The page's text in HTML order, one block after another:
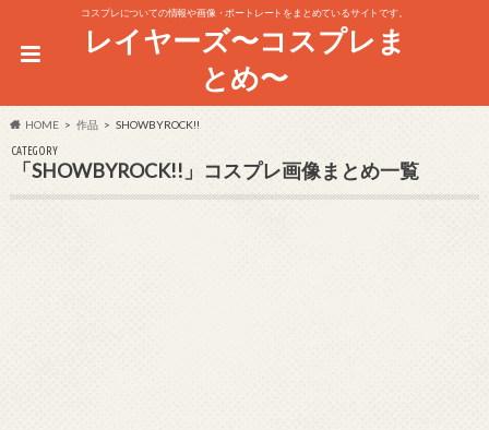
コスプレについての情報や画像・ポートレートをまとめているサイトです。
レイヤーズ〜コスプレま
とめ〜
HOME 作品 SHOWBYROCK!!
CATEGORY
「SHOWBYROCK!!」コスプレ画像まとめ一覧